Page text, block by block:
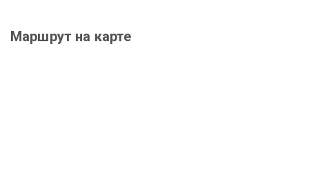
Маршрут на карте